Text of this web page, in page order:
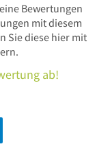
Bewertungen
mit diesem
Sie diese hier mit
ab!